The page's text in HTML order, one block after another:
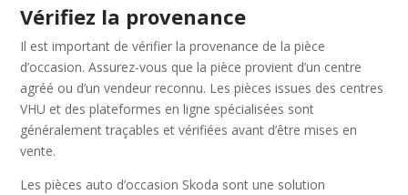
Vérifiez la provenance
Il est important de vérifier la provenance de la pièce
d’occasion. Assurez-vous que la pièce provient d’un centre
agréé ou d’un vendeur reconnu. Les pièces issues des centres
VHU et des plateformes en ligne spécialisées sont
généralement traçables et vérifiées avant d’être mises en
vente.
Les pièces auto d’occasion Skoda sont une solution